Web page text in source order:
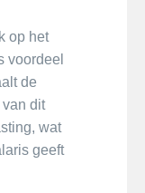
op het
voordeel
de
dit
wat
geeft